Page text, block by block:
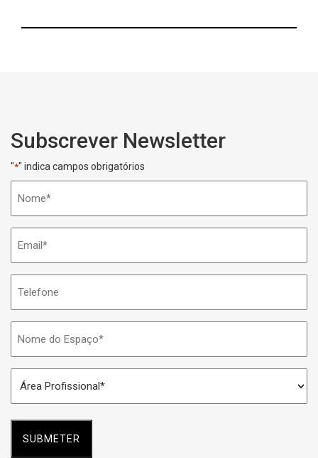
Subscrever Newsletter
"*" indica campos obrigatórios
do
Espaço
Profissional
*